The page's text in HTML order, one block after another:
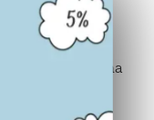
z kolorowymi
zwierzątek,
znajdują się na